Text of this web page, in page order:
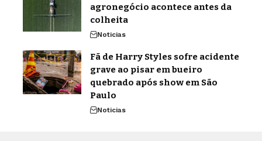
agronegócio acontece antes da
colheita
Noticias
Fã de Harry Styles sofre acidente
grave ao pisar em bueiro
quebrado após show em São
Paulo
Noticias